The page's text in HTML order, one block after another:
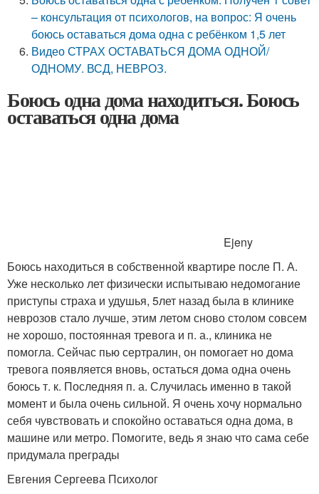
– консультация от психологов, на вопрос: Я очень
боюсь оставаться дома одна с ребёнком 1,5 лет
Видео СТРАХ ОСТАВАТЬСЯ ДОМА ОДНОЙ/
ОДНОМУ. ВСД, НЕВРОЗ.
Боюсь одна дома находиться. Боюсь
оставаться одна дома
Ejeny
Боюсь находиться в собственной квартире после П. А.
Уже несколько лет физически испытываю недомогание
приступы страха и удушья, 5лет назад была в клинике
неврозов стало лучше, этим летом сново столом совсем
не хорошо, постоянная тревога и п. а., клиника не
помогла. Сейчас пью сертралин, он помогает но дома
тревога появляется вновь, остаться дома одна очень
боюсь т. к. Последняя п. а. Случилась именно в такой
момент и была очень сильной. Я очень хочу нормально
себя чувствовать и спокойно оставаться одна дома, в
машине или метро. Помогите, ведь я знаю что сама себе
придумала преграды
Евгения Сергеева Психолог